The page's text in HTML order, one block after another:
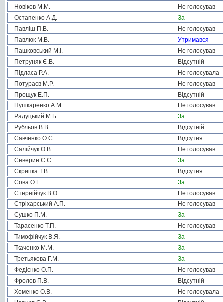
Новіков М.М.
Не голосував
Остапенко А.Д.
За
Павліш П.В.
Не голосував
Павлюк М.В.
Утримався
Пашковський М.І.
Не голосував
Петруняк Є.В.
Відсутній
Підласа Р.А.
Не голосувала
Потураєв М.Р.
Не голосував
Прощук Е.П.
Відсутній
Пушкаренко А.М.
Не голосував
Радуцький М.Б.
За
Рубльов В.В.
Відсутній
Савченко О.С.
Відсутня
Салійчук О.В.
Не голосував
Северин С.С.
За
Скрипка Т.В.
Відсутня
Сова О.Г.
За
Стернійчук В.О.
Не голосував
Стріхарський А.П.
Не голосував
Сушко П.М.
За
Тарасенко Т.П.
Не голосував
Тимофійчук В.Я.
За
Ткаченко М.М.
За
Третьякова Г.М.
За
Федієнко О.П.
Не голосував
Фролов П.В.
Відсутній
Хоменко О.В.
Не голосувала